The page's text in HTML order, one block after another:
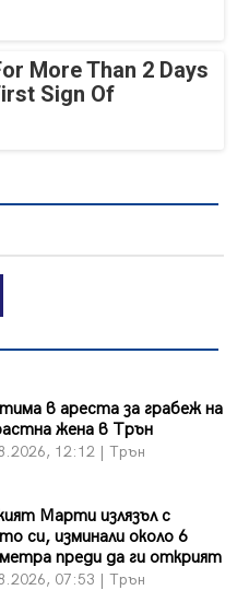
More Than 2 Days
Sign Of
в ареста за грабеж на
жена в Трън
12:12 | Трън
Марти излязъл с
си, изминали около 6
преди да ги открият
07:53 | Трън